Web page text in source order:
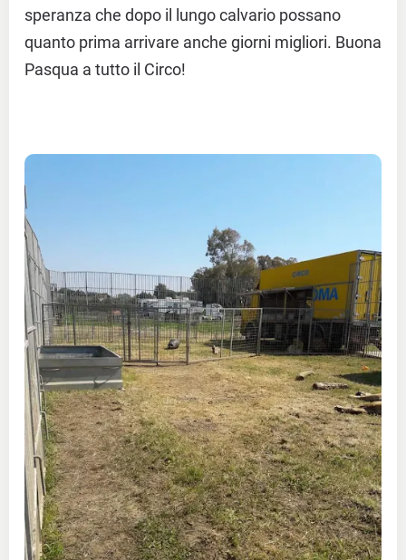
speranza che dopo il lungo calvario possano
quanto prima arrivare anche giorni migliori. Buona
Pasqua a tutto il Circo!